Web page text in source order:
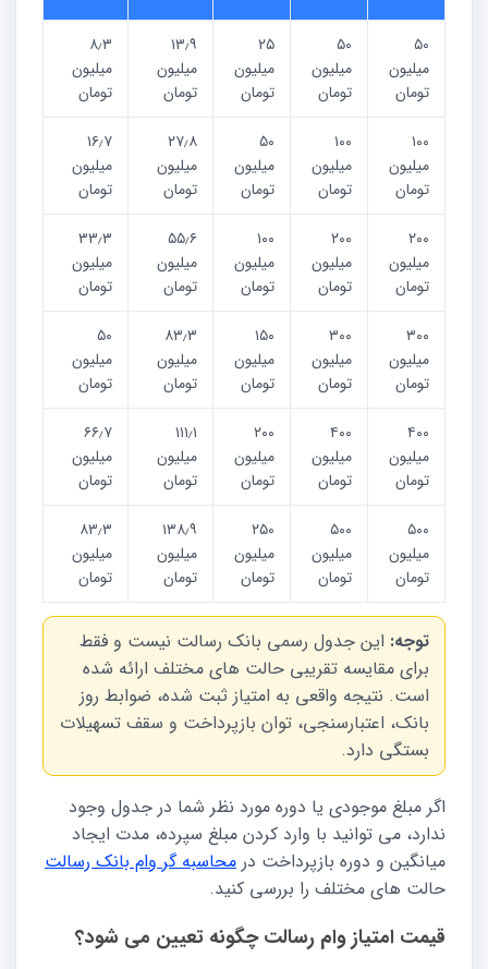
۵۰
میلیون
تومان
۵۰
میلیون
تومان
۲۵
میلیون
تومان
۱۳٫۹
میلیون
تومان
۸٫۳
میلیون
تومان
۱۰۰
میلیون
تومان
۱۰۰
میلیون
تومان
۵۰
میلیون
تومان
۲۷٫۸
میلیون
تومان
۱۶٫۷
میلیون
تومان
۲۰۰
میلیون
تومان
۲۰۰
میلیون
تومان
۱۰۰
میلیون
تومان
۵۵٫۶
میلیون
تومان
۳۳٫۳
میلیون
تومان
۳۰۰
میلیون
تومان
۳۰۰
میلیون
تومان
۱۵۰
میلیون
تومان
۸۳٫۳
میلیون
تومان
۵۰
میلیون
تومان
۴۰۰
میلیون
تومان
۴۰۰
میلیون
تومان
۲۰۰
میلیون
تومان
۱۱۱٫۱
میلیون
تومان
۶۶٫۷
میلیون
تومان
۵۰۰
میلیون
تومان
۵۰۰
میلیون
تومان
۲۵۰
میلیون
تومان
۱۳۸٫۹
میلیون
تومان
۸۳٫۳
میلیون
تومان
توجه: این جدول رسمی بانک رسالت نیست و فقط
برای مقایسه تقریبی حالت های مختلف ارائه شده
است. نتیجه واقعی به امتیاز ثبت شده، ضوابط روز
بانک، اعتبارسنجی، توان بازپرداخت و سقف تسهیلات
بستگی دارد.
اگر مبلغ موجودی یا دوره مورد نظر شما در جدول وجود
ندارد، می توانید با وارد کردن مبلغ سپرده، مدت ایجاد
میانگین و دوره بازپرداخت در محاسبه گر وام بانک رسالت
حالت های مختلف را بررسی کنید.
قیمت امتیاز وام رسالت چگونه تعیین می شود؟